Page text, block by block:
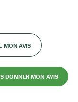
MON AVIS
DONNER MON AVIS
en fonction de
pour gagner en